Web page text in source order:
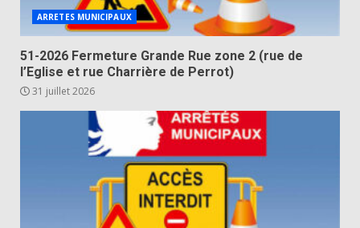
ARRETES MUNICIPAUX
51-2026 Fermeture Grande Rue zone 2 (rue de
l’Eglise et rue Charrière de Perrot)
31 juillet 2026